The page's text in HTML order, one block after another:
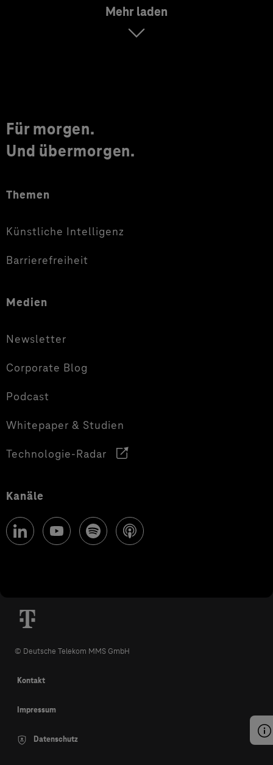
Mehr laden
Für morgen.
Und übermorgen.
Themen
Künstliche Intelligenz
Barrierefreiheit
Medien
Newsletter
Corporate Blog
Podcast
Whitepaper & Studien
Technologie-Radar
Kanäle
© Deutsche Telekom MMS GmbH
Kontakt
Impressum
Datenschutz